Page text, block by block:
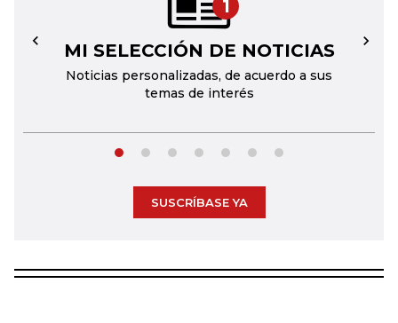
1
MI SELECCIÓN DE NOTICIAS
Noticias personalizadas, de acuerdo a sus
temas de interés
← →
SUSCRÍBASE YA